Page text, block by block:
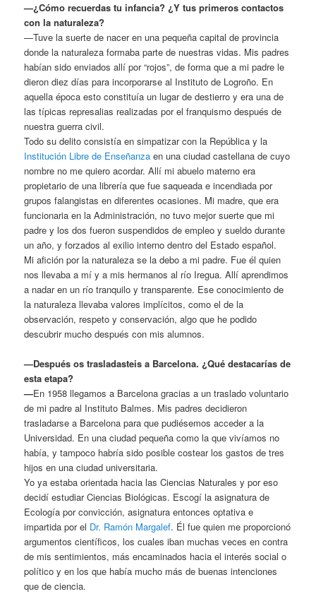
—¿Cómo recuerdas tu infancia? ¿Y tus primeros contactos
con la naturaleza?
—Tuve la suerte de nacer en una pequeña capital de provincia
donde la naturaleza formaba parte de nuestras vidas. Mis padres
habían sido enviados allí por “rojos”, de forma que a mi padre le
dieron diez días para incorporarse al Instituto de Logroño. En
aquella época esto constituía un lugar de destierro y era una de
las típicas represalias realizadas por el franquismo después de
nuestra guerra civil.
Todo su delito consistía en simpatizar con la República y la
Institución Libre de Enseñanza en una ciudad castellana de cuyo
nombre no me quiero acordar. Allí mi abuelo materno era
propietario de una librería que fue saqueada e incendiada por
grupos falangistas en diferentes ocasiones. Mi madre, que era
funcionaria en la Administración, no tuvo mejor suerte que mi
padre y los dos fueron suspendidos de empleo y sueldo durante
un año, y forzados al exilio interno dentro del Estado español.
Mi afición por la naturaleza se la debo a mi padre. Fue él quien
nos llevaba a mí y a mis hermanos al río Iregua. Allí aprendimos
a nadar en un río tranquilo y transparente. Ese conocimiento de
la naturaleza llevaba valores implícitos, como el de la
observación, respeto y conservación, algo que he podido
descubrir mucho después con mis alumnos.
—Después os trasladasteis a Barcelona. ¿Qué destacarías de
esta etapa?
—En 1958 llegamos a Barcelona gracias a un traslado voluntario
de mi padre al Instituto Balmes. Mis padres decidieron
trasladarse a Barcelona para que pudiésemos acceder a la
Universidad. En una ciudad pequeña como la que vivíamos no
había, y tampoco habría sido posible costear los gastos de tres
hijos en una ciudad universitaria.
Yo ya estaba orientada hacia las Ciencias Naturales y por eso
decidí estudiar Ciencias Biológicas. Escogí la asignatura de
Ecología por convicción, asignatura entonces optativa e
impartida por el Dr. Ramón Margalef. Él fue quien me proporcionó
argumentos científicos, los cuales iban muchas veces en contra
de mis sentimientos, más encaminados hacia el interés social o
político y en los que había mucho más de buenas intenciones
que de ciencia.